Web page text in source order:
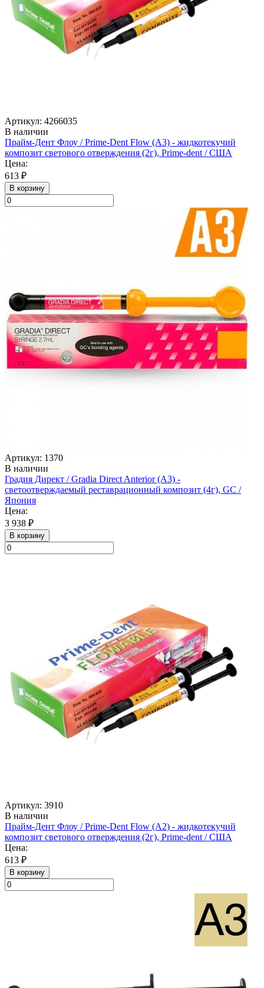
Артикул: 4266035
В наличии
Прайм-Дент Флоу / Prime-Dent Flow (А3) - жидкотекучий
композит светового отверждения (2г), Prime-dent / США
Цена:
613 ₽
В корзину
Артикул: 1370
В наличии
Градия Директ / Gradia Direct Anterior (A3) -
светоотверждаемый реставрационный композит (4г), GC /
Япония
Цена:
3 938 ₽
В корзину
Артикул: 3910
В наличии
Прайм-Дент Флоу / Prime-Dent Flow (А2) - жидкотекучий
композит светового отверждения (2г), Prime-dent / США
Цена:
613 ₽
В корзину